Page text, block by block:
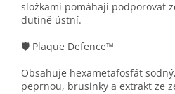
složkami pomáhají podporovat
dutině ústní.
🛡️ Plaque Defence™
Obsahuje hexametafosfát
peprnou, brusinky a extrakt ze